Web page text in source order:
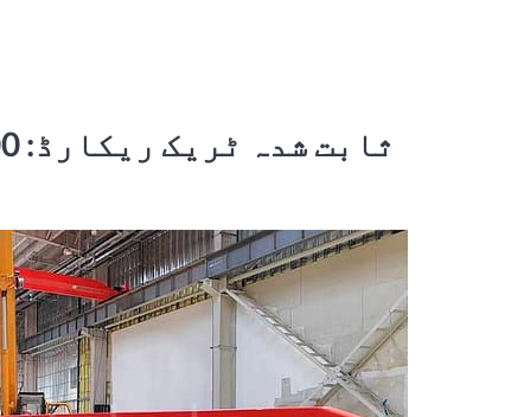
ثابت شدہ ٹریک ریکارڈ: 100,000+ کرینیں ہمارے علم اور قابل اعتماد کی بات کرتی ہیں